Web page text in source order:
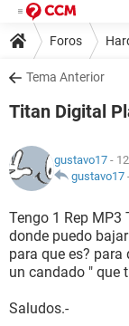
Foros
Tema Anterior
Titan Digital
gustavo17 -
gustavo17
Tengo 1 Rep MP3
donde puedo
para que es?
un candado " que
Saludos.-